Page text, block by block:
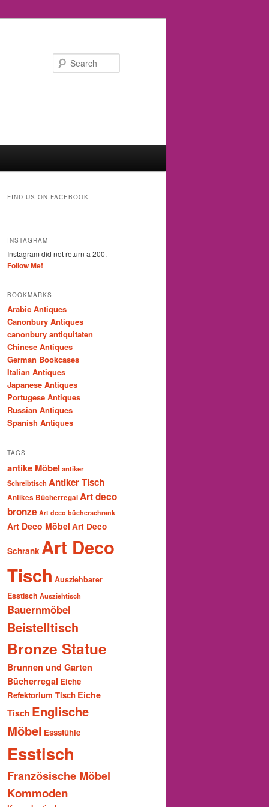
FIND US ON FACEBOOK
INSTAGRAM
Instagram did not return a 200.
Follow Me!
BOOKMARKS
Arabic Antiques
Canonbury Antiques
canonbury antiquitaten
Chinese Antiques
German Bookcases
Italian Antiques
Japanese Antiques
Portugese Antiques
Russian Antiques
Spanish Antiques
TAGS
antike Möbel antiker
Schreibtisch Antiker Tisch
Antikes BücherregalArt deco
bronze Art deco bücherschrank
Art Deco Möbel Art Deco
Schrank Art Deco
Tisch Ausziehbarer
Esstisch Ausziehtisch
Bauernmöbel
Beistelltisch
Bronze Statue
Brunnen und Garten
Bücherregal Eiche
Refektorium Tisch Eiche
Tisch Englische
Möbel Essstühle
Esstisch
Französische Möbel
Kommoden